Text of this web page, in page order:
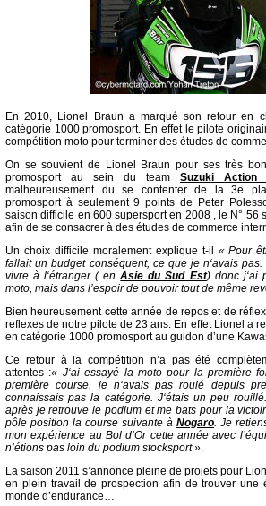
En 2010, Lionel Braun a marqué son retour en
catégorie 1000 promosport. En effet le pilote
compétition moto pour terminer des études de
On se souvient de Lionel Braun pour ses très
promosport au sein du teamSuzuki
malheureusement du se contenter de la 3e
promosport à seulement 9 points de Peter
saison difficile en 600 supersport en 2008 , le N° 56
afin de se consacrer à des études de commerce
Un choix difficile moralement explique t-il « Pour
fallait un budget conséquent, ce que je n‘avais pas.
vivre à l‘étranger ( enAsie du Sud Est) donc j‘ai
moto, mais dans l’espoir de pouvoir tout de même
Bien heureusement cette année de repos et de
reflexes de notre pilote de 23 ans. En effet Lionel a
en catégorie 1000 promosport au guidon d’une
Ce retour à la compétition n’a pas été
attentes :« J‘ai essayé la moto pour la première
première course, je n‘avais pas roulé depuis
connaissais pas la catégorie. J‘étais un peu
après je retrouve le podium et me bats pour la
pôle position la course suivante àNogaro. Je
mon expérience au Bol d’Or cette année avec
n’étions pas loin du podium stocksport ».
La saison 2011 s’annonce pleine de projets pour
en plein travail de prospection afin de trouver une
monde d’endurance…